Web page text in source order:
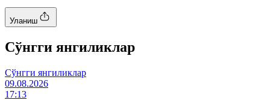
Уланиш
Cўнгги янгиликлар
Cўнгги янгиликлар
09.08.2026
17:13